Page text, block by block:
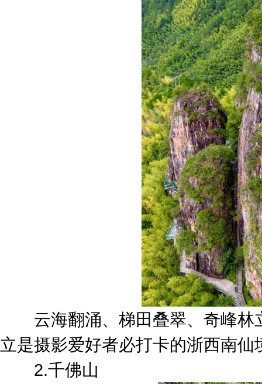
云海翻涌、梯田叠翠、奇峰林
立是摄影爱好者必打卡的浙西南仙
2.千佛山